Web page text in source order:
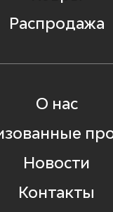
Распродажа
О нас
Новости
Контакты